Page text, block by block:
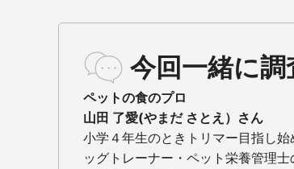
今回一緒に
ペットの食のプロ
山田 了愛(やまだ さとえ）さん
小学４年生のときトリマー目指し
ッグトレーナー・ペット栄養管理